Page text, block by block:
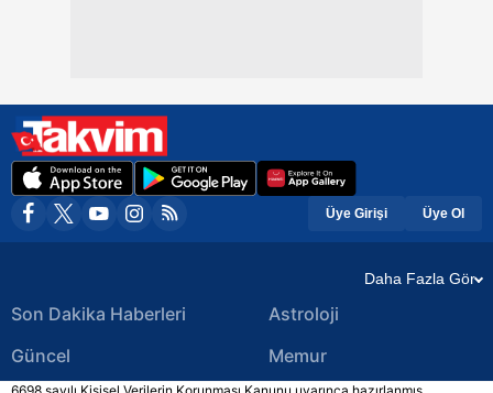
Üye Girişi Üye Ol
Daha Fazla Gör
Son Dakika Haberleri
Güncel
Astroloji
Memur